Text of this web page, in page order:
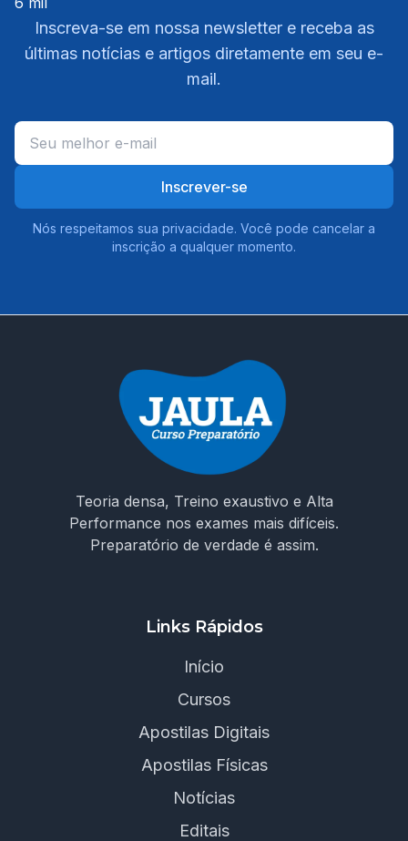
Inscreva-se em nossa newsletter e receba as
últimas notícias e artigos diretamente em seu e-
mail.
Inscrever-se
Nós respeitamos sua privacidade. Você pode cancelar a
inscrição a qualquer momento.
Teoria densa, Treino exaustivo e Alta
Performance nos exames mais difíceis.
Preparatório de verdade é assim.
Links Rápidos
Início
Cursos
Apostilas Digitais
Apostilas Físicas
Notícias
Editais